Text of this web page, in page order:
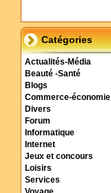
Catégories
Actualités-Média
Beauté -Santé
Blogs
Commerce-économie
Divers
Forum
Informatique
Internet
Jeux et concours
Loisirs
Services